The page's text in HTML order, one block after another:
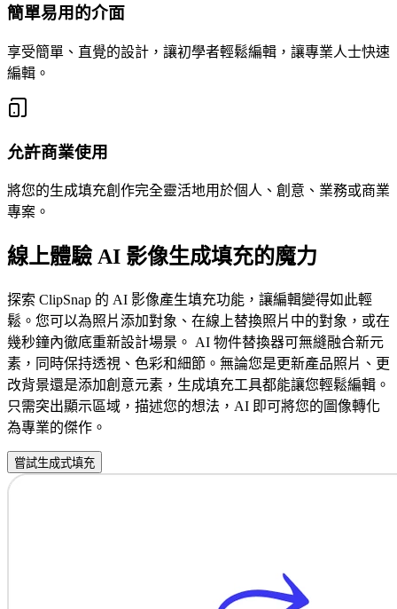
簡單易用的介面
享受簡單、直覺的設計，讓初學者輕鬆編輯，讓專業人士快速
編輯。
允許商業使用
將您的生成填充創作完全靈活地用於個人、創意、業務或商業
專案。
線上體驗 AI 影像生成填充的魔力
探索 ClipSnap 的 AI 影像產生填充功能，讓編輯變得如此輕
鬆。您可以為照片添加對象、在線上替換照片中的對象，或在
幾秒鐘內徹底重新設計場景。 AI 物件替換器可無縫融合新元
素，同時保持透視、色彩和細節。無論您是更新產品照片、更
改背景還是添加創意元素，生成填充工具都能讓您輕鬆編輯。
只需突出顯示區域，描述您的想法，AI 即可將您的圖像轉化
為專業的傑作。
嘗試生成式填充